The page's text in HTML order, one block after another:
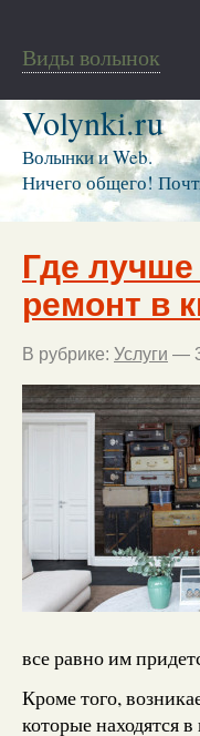
Виды волынок
Volynki.ru
Волынки и Web.
Ничего общего!
Где
ремонт в
В рубрике: Услуги —
все равно им
Кроме того,
которые находятся